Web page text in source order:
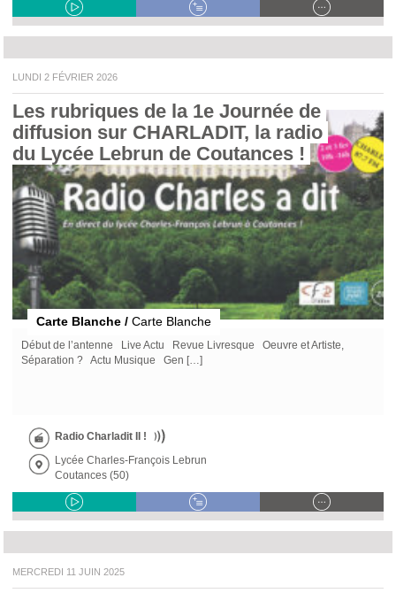
LUNDI 2 FÉVRIER 2026
Les rubriques de la 1e Journée de
diffusion sur CHARLADIT, la radio
du Lycée Lebrun de Coutances !
Carte Blanche / Carte Blanche
Début de l’antenne Live Actu Revue Livresque Oeuvre et Artiste,
Séparation ? Actu Musique Gen […]
Radio Charladit II !
Lycée Charles-François Lebrun
Coutances (50)
MERCREDI 11 JUIN 2025